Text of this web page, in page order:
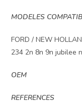
MODELES
FORD / NEW
234 2n 8n 9n jubilee
OEM
REFERENCES